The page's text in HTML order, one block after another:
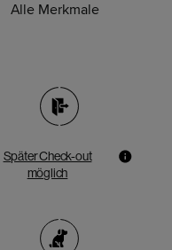
Alle Merkmale
Später Check-out
möglich